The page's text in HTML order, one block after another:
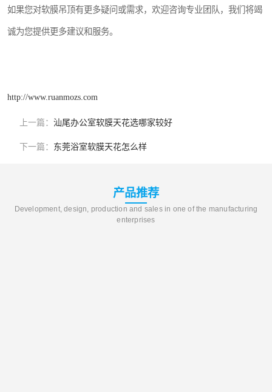
如果您对软膜吊顶有更多疑问或需求，欢迎咨询专业团队，我们将竭
诚为您提供更多建议和服务。
http://www.ruanmozs.com
上一篇： 汕尾办公室软膜天花选哪家较好
下一篇： 东莞浴室软膜天花怎么样
产品推荐
Development, design, production and sales in one of the manufacturing
enterprises